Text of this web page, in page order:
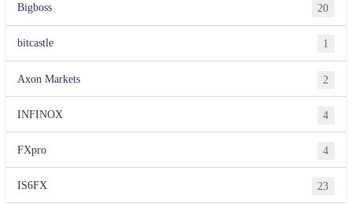
Bigboss 20
bitcastle 1
Axon Markets 2
INFINOX 4
FXpro 4
IS6FX 23